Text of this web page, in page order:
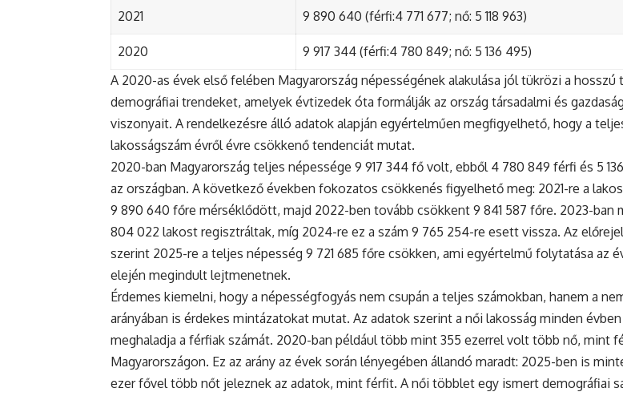
2021 9 890 640 (férfi:4 771 677; nő: 5 118 963)
2020
9 917 344 (férfi:4 780 849; nő: 5 136 495)
A 2020-as évek első felében Magyarország népességének alakulása jól tükrözi a hosszú
demográfiai trendeket, amelyek évtizedek óta formálják az ország társadalmi és
viszonyait. A rendelkezésre álló adatok alapján egyértelműen megfigyelhető, hogy a
lakosságszám évről évre csökkenő tendenciát mutat.
2020-ban Magyarország teljes népessége 9 917 344 fő volt, ebből 4 780 849 férfi és 5
az országban. A következő években fokozatos csökkenés figyelhető meg: 2021-re a
9 890 640 főre mérséklődött, majd 2022-ben tovább csökkent 9 841 587 főre. 2023-ban
804 022 lakost regisztráltak, míg 2024-re ez a szám 9 765 254-re esett vissza. Az
szerint 2025-re a teljes népesség 9 721 685 főre csökken, ami egyértelmű folytatása az
elején megindult lejtmenetnek.
Érdemes kiemelni, hogy a népességfogyás nem csupán a teljes számokban, hanem a
arányában is érdekes mintázatokat mutat. Az adatok szerint a női lakosság minden
meghaladja a férfiak számát. 2020-ban például több mint 355 ezerrel volt több nő, mint
Magyarországon. Ez az arány az évek során lényegében állandó maradt: 2025-ben is
ezer fővel több nőt jeleznek az adatok, mint férfit. A női többlet egy ismert demográfiai